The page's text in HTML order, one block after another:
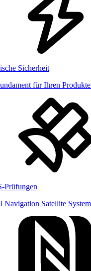
Sicherheit
für Ihren
Prüfungen
Navigation Satellite